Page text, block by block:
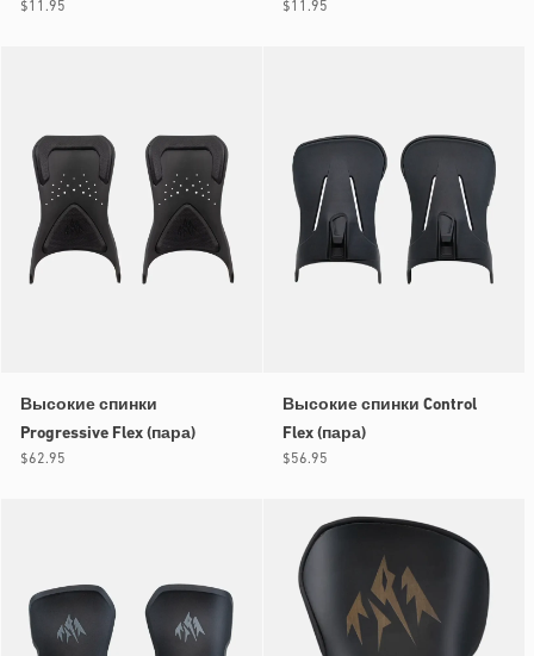
Обычная
$11.95
Обычная
$11.95
Высокие спинки
Progressive Flex (пара)
Обычная
$62.95
Высокие спинки Control
Flex (пара)
Обычная
$56.95